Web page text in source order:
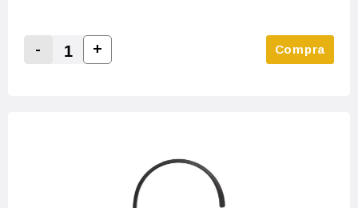
Decrease Quantity:
-
Increase Quantity:
+ Compra